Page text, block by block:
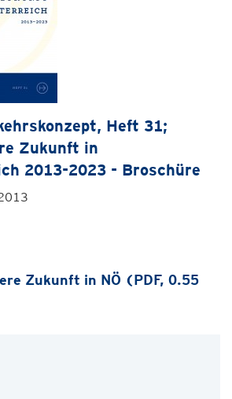
Heft 31;
Zukunft in
2013-2023 - Broschüre
Zukunft in NÖ (PDF, 0.55